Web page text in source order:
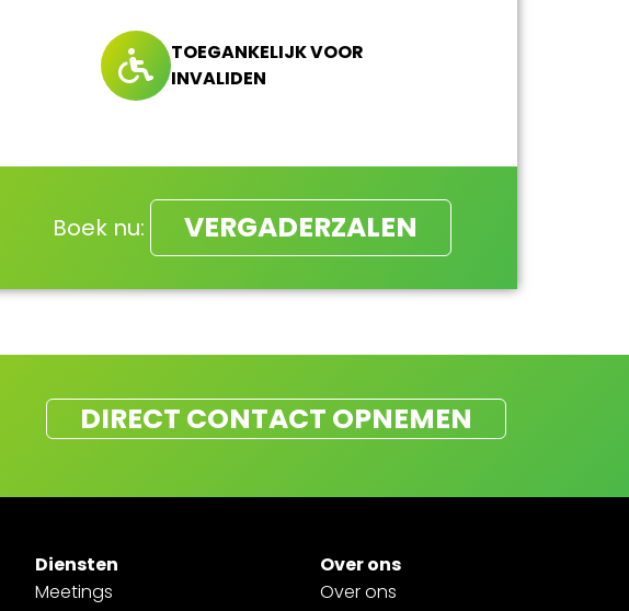
TOEGANKELIJK VOOR
INVALIDEN
Boek nu: VERGADERZALEN
DIRECT CONTACT OPNEMEN
Diensten
Meetings
Over ons
Over ons